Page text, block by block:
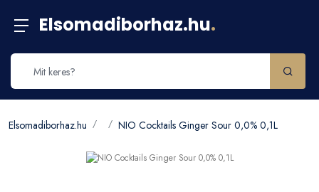
Elsomadiborhaz.hu.
Elsomadiborhaz.hu NIO Cocktails Ginger Sour 0,0% 0,1L